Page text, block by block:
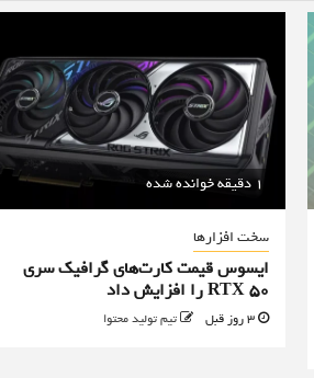
1 دقیقه خوانده شده
سخت افزارها
ایسوس قیمت کارت‌های گرافیک سری
RTX 50 را افزایش داد
3 روز قبل تیم تولید محتوا